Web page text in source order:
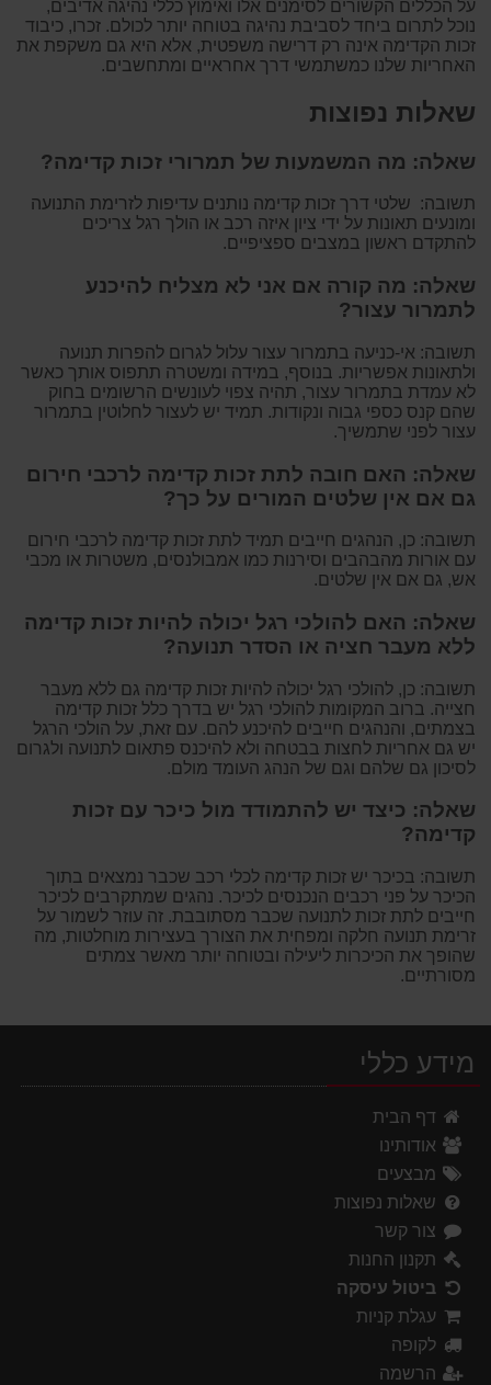
על הכללים הקשורים לסימנים אלו ואימוץ כללי נהיגה אדיבים,
נוכל לתרום ביחד לסביבת נהיגה בטוחה יותר לכולם. זכרו, כיבוד
זכות הקדימה אינה רק דרישה משפטית, אלא היא גם משקפת את
האחריות שלנו כמשתמשי דרך אחראיים ומתחשבים.
שאלות נפוצות
שאלה: מה המשמעות של תמרורי זכות קדימה?
תשובה: שלטי דרך זכות קדימה נותנים עדיפות לזרימת התנועה
ומונעים תאונות על ידי ציון איזה רכב או הולך רגל צריכים
להתקדם ראשון במצבים ספציפיים.
שאלה: מה קורה אם אני לא מצליח להיכנע
לתמרור עצור?
תשובה: אי-כניעה בתמרור עצור עלול לגרום להפרות תנועה
ולתאונות אפשריות. בנוסף, במידה ומשטרה תתפוס אותך כאשר
לא עמדת בתמרור עצור, תהיה צפוי לעונשים הרשומים בחוק
שהם קנס כספי גבוה ונקודות. תמיד יש לעצור לחלוטין בתמרור
עצור לפני שתמשיך.
שאלה: האם חובה לתת זכות קדימה לרכבי חירום
גם אם אין שלטים המורים על כך?
תשובה: כן, הנהגים חייבים תמיד לתת זכות קדימה לרכבי חירום
עם אורות מהבהבים וסירנות כמו אמבולנסים, משטרות או מכבי
אש, גם אם אין שלטים.
שאלה: האם להולכי רגל יכולה להיות זכות קדימה
ללא מעבר חציה או הסדר תנועה?
תשובה: כן, להולכי רגל יכולה להיות זכות קדימה גם ללא מעבר
חצייה. ברוב המקומות להולכי רגל יש בדרך כלל זכות קדימה
בצמתים, והנהגים חייבים להיכנע להם. עם זאת, על הולכי הרגל
יש גם אחריות לחצות בבטחה ולא להיכנס פתאום לתנועה ולגרום
לסיכון גם שלהם וגם של הנהג העומד מולם.
שאלה: כיצד יש להתמודד מול כיכר עם זכות
קדימה?
תשובה: בכיכר יש זכות קדימה לכלי רכב שכבר נמצאים בתוך
הכיכר על פני רכבים הנכנסים לכיכר. נהגים שמתקרבים לכיכר
חייבים לתת זכות לתנועה שכבר מסתובבת. זה עוזר לשמור על
זרימת תנועה חלקה ומפחית את הצורך בעצירות מוחלטות, מה
שהופך את הכיכרות ליעילה ובטוחה יותר מאשר צמתים
מסורתיים.
מידע כללי
דף הבית
אודותינו
מבצעים
שאלות נפוצות
צור קשר
תקנון החנות
ביטול עיסקה
עגלת קניות
לקופה
הרשמה